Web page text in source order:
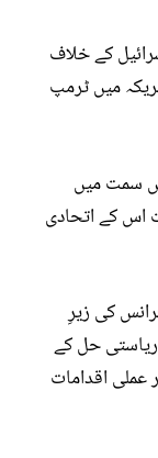
کے خلاف
میں ٹرمپ
اس سمت میں
اس کے اتحادی
فرانس کی زیرِ
ریاستی حل کے
اقدامات